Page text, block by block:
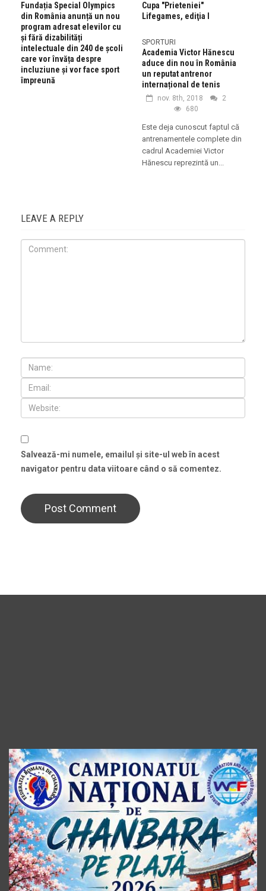
Fundația Special Olympics
din România anunță un nou
program adresat elevilor cu
și fără dizabilități
intelectuale din 240 de școli
care vor învăța despre
incluziune și vor face sport
împreună
Cupa "Prieteniei"
Lifegames, ediţia I
SPORTURI
Academia Victor Hănescu
aduce din nou în România
un reputat antrenor
internațional de tenis
nov. 8th, 2018
2
680
Este deja cunoscut faptul că
antrenamentele complete din
cadrul Academiei Victor
Hănescu reprezintă un...
LEAVE A REPLY
Salvează-mi numele, emailul și site-ul web în acest
navigator pentru data viitoare când o să comentez.